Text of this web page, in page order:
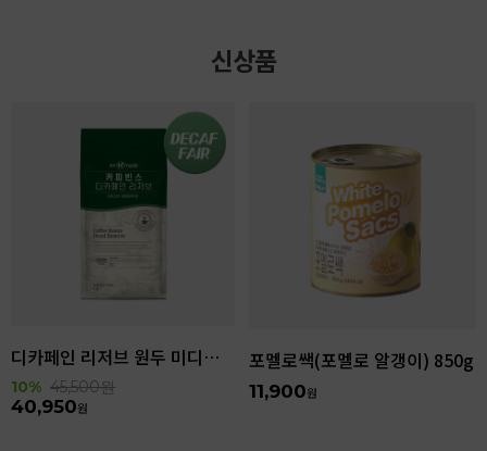
신상품
디카페인 리저브 원두 미디엄다크 로스팅 1kg
10% 45,500원
40,950원
포멜로쌕(포멜로 알갱이) 850g
11,900원